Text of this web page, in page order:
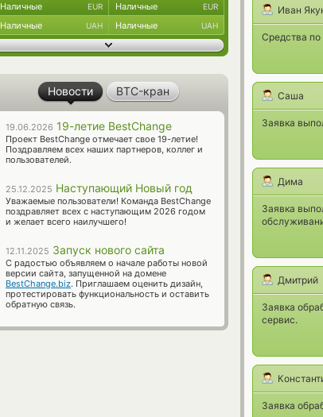
Иван
Средства по
Саша
Заявка
Дима
Заявка
Дмитрий
Заявка
сервис.
Заявка
Наличные EUR Наличные EUR
Наличные UAH Наличные UAH
Новости BTC-кран
19.06.2026 19-летие BestChange
Проект BestChange отмечает свое 19-летие!
Поздравляем всех наших партнеров, коллег и
пользователей.
25.12.2025 Наступающий Новый год
Уважаемые пользователи! Команда BestChange
поздравляет всех с наступающим 2026 годом
и желает всего наилучшего!
12.11.2025 Запуск нового сайта
С радостью объявляем о начале работы новой
версии сайта, запущенной на домене
BestChange.biz. Приглашаем оценить дизайн,
протестировать функциональность и оставить
обратную связь.